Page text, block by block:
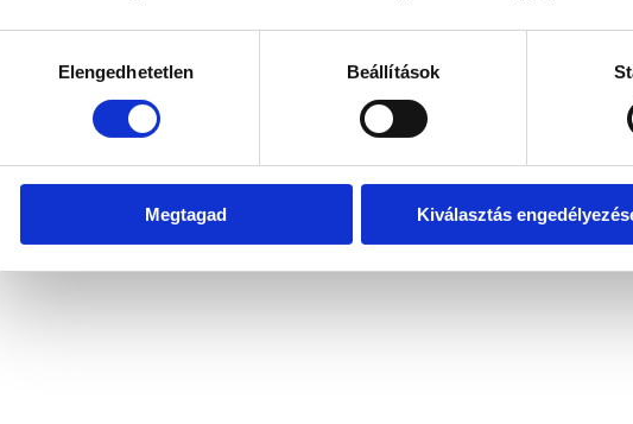
kiválasztásaElengedhetetlen Beállítások
Megtagad Kiválasztás